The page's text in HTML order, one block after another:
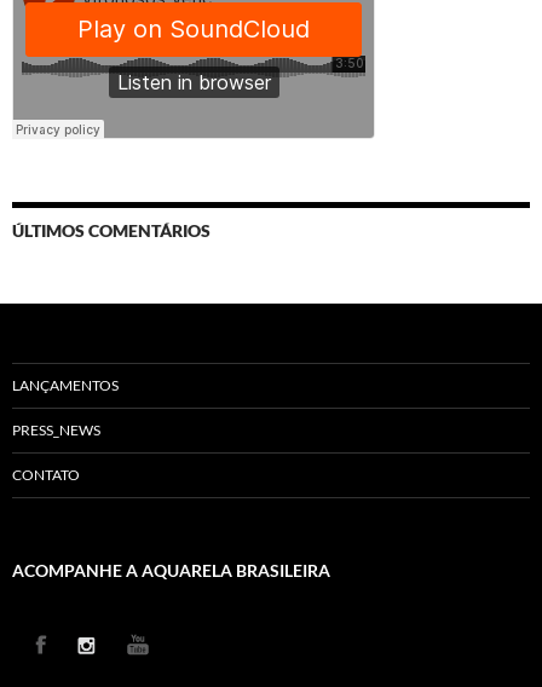
ÚLTIMOS COMENTÁRIOS
LANÇAMENTOS
PRESS_NEWS
CONTATO
ACOMPANHE A AQUARELA BRASILEIRA